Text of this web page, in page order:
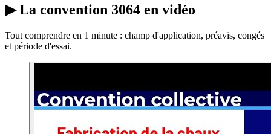
▶La convention 3064 en vidéo
Tout comprendre en 1 minute : champ d'application, préavis, congés
et période d'essai.